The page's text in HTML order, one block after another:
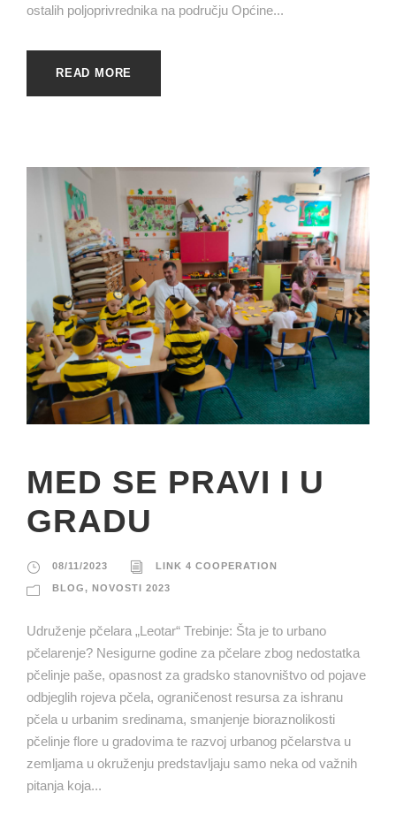
ostalih poljoprivrednika na području Općine...
READ MORE
MED SE PRAVI I U
GRADU
08/11/2023 LINK 4 COOPERATION
BLOG, NOVOSTI 2023
Udruženje pčelara „Leotar“ Trebinje: Šta je to urbano
pčelarenje? Nesigurne godine za pčelare zbog nedostatka
pčelinje paše, opasnost za gradsko stanovništvo od pojave
odbjeglih rojeva pčela, ograničenost resursa za ishranu
pčela u urbanim sredinama, smanjenje bioraznolikosti
pčelinje flore u gradovima te razvoj urbanog pčelarstva u
zemljama u okruženju predstavljaju samo neka od važnih
pitanja koja...